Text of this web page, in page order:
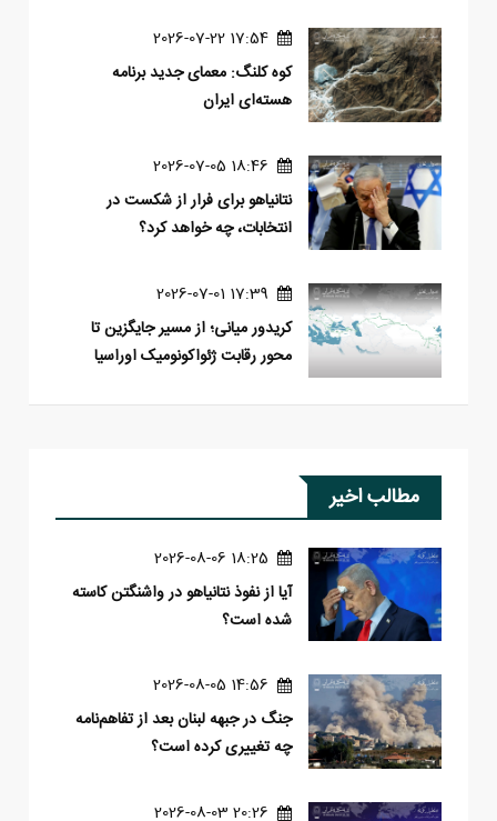
17:54 2026-07-22
کوه کلنگ: معمای جدید برنامه
هسته‌ای ایران
18:46 2026-07-05
نتانیاهو برای فرار از شکست در
انتخابات، چه خواهد کرد؟
17:39 2026-07-01
کریدور میانی؛ از مسیر جایگزین تا
محور رقابت ژئواکونومیک اوراسیا
مطالب اخیر
18:25 2026-08-06
آیا از نفوذ نتانیاهو در واشنگتن کاسته
شده است؟
14:56 2026-08-05
جنگ در جبهه لبنان بعد از تفاهم‌نامه
چه تغییری کرده است؟
20:26 2026-08-03